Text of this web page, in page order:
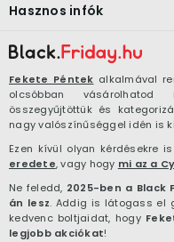
Fekete Péntek alkalmával
olcsóbban
összegyűjtöttük és
nagy valószínűséggel idén is
Ezen kívül olyan kérdésekre
eredete, vagy hogy mi az a
Ne feledd, 2025-ben a Black
án lesz. Addig is látogass el
kedvenc boltjaidat, hogy
legjobb akciókat!
Hasznos infók